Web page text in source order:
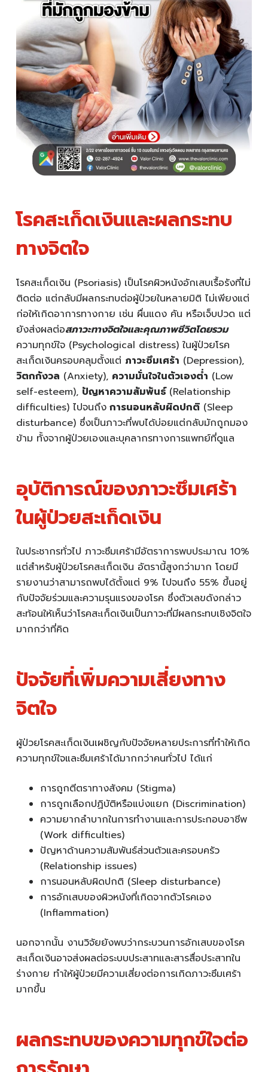
โรคสะเก็ดเงินและผลกระทบ
ทางจิตใจ
โรคสะเก็ดเงิน (Psoriasis) เป็นโรคผิวหนังอักเสบเรื้อรังที่ไม่
ติดต่อ แต่กลับมีผลกระทบต่อผู้ป่วยในหลายมิติ ไม่เพียงแต่
ก่อให้เกิดอาการทางกาย เช่น ผื่นแดง คัน หรือเจ็บปวด แต่
ยังส่งผลต่อสภาวะทางจิตใจและคุณภาพชีวิตโดยรวม
ความทุกข์ใจ (Psychological distress) ในผู้ป่วยโรค
สะเก็ดเงินครอบคลุมตั้งแต่ ภาวะซึมเศร้า (Depression),
วิตกกังวล (Anxiety), ความมั่นใจในตัวเองต่ำ (Low
self-esteem), ปัญหาความสัมพันธ์ (Relationship
difficulties) ไปจนถึงการนอนหลับผิดปกติ(Sleep
disturbance) ซึ่งเป็นภาวะที่พบได้บ่อยแต่กลับมักถูกมอง
ข้าม ทั้งจากผู้ป่วยเองและบุคลากรทางการแพทย์ที่ดูแล
อุบัติการณ์ของภาวะซึมเศร้า
ในผู้ป่วยสะเก็ดเงิน
ในประชากรทั่วไป ภาวะซึมเศร้ามีอัตราการพบประมาณ 10%
แต่สำหรับผู้ป่วยโรคสะเก็ดเงิน อัตรานี้สูงกว่ามาก โดยมี
รายงานว่าสามารถพบได้ตั้งแต่ 9% ไปจนถึง 55% ขึ้นอยู่
กับปัจจัยร่วมและความรุนแรงของโรค ซึ่งตัวเลขดังกล่าว
สะท้อนให้เห็นว่าโรคสะเก็ดเงินเป็นภาวะที่มีผลกระทบเชิงจิตใจ
มากกว่าที่คิด
ปัจจัยที่เพิ่มความเสี่ยงทาง
จิตใจ
ผู้ป่วยโรคสะเก็ดเงินเผชิญกับปัจจัยหลายประการที่ทำให้เกิด
ความทุกข์ใจและซึมเศร้าได้มากกว่าคนทั่วไป ได้แก่
การถูกตีตราทางสังคม (Stigma)
การถูกเลือกปฏิบัติหรือแบ่งแยก (Discrimination)
ความยากลำบากในการทำงานและการประกอบอาชีพ
(Work difficulties)
ปัญหาด้านความสัมพันธ์ส่วนตัวและครอบครัว
(Relationship issues)
การนอนหลับผิดปกติ (Sleep disturbance)
การอักเสบของผิวหนังที่เกิดจากตัวโรคเอง
(Inflammation)
นอกจากนั้น งานวิจัยยังพบว่ากระบวนการอักเสบของโรค
สะเก็ดเงินอาจส่งผลต่อระบบประสาทและสารสื่อประสาทใน
ร่างกาย ทำให้ผู้ป่วยมีความเสี่ยงต่อการเกิดภาวะซึมเศร้า
มากขึ้น
ผลกระทบของความทุกข์ใจต่อ